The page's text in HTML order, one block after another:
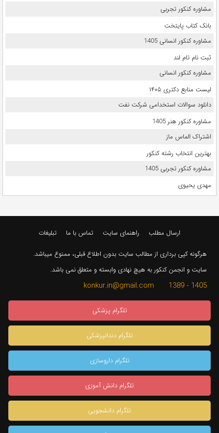
مشاوره کنکور تجربی
بانک کتاب پایتخت
مشاوره کنکور انسانی 1405
ثبت نام تام لند
مشاوره کنکور انسانی
لیست منابع دکتری ۱۴۰۵
دانلود سوالات استخدامی شرکت نفت
مشاوره کنکور هنر 1405
اشتراک الماس ماز
بهترین انتخاب رشته کنکور
مشاوره کنکور تجربی 1405
مهدی یحیوی
ارسال مطلب راهنمای سایت تماس با ما تبلیغات
هرگونه کپی برداری از مطالب سایت بدون اطلاع قبلی، ممنوع میباشد.
سایت و انجمن کنکور به هیچ نهادی وابسته و متعلق نمی باشد.
1405 - 1389 konkur.in@gmail.com
تلگرام پزشکی
تلگرام دندانپزشکی
تلگرام داروسازی
تلگرام دانش آموزی
تلگرام دانشجویی